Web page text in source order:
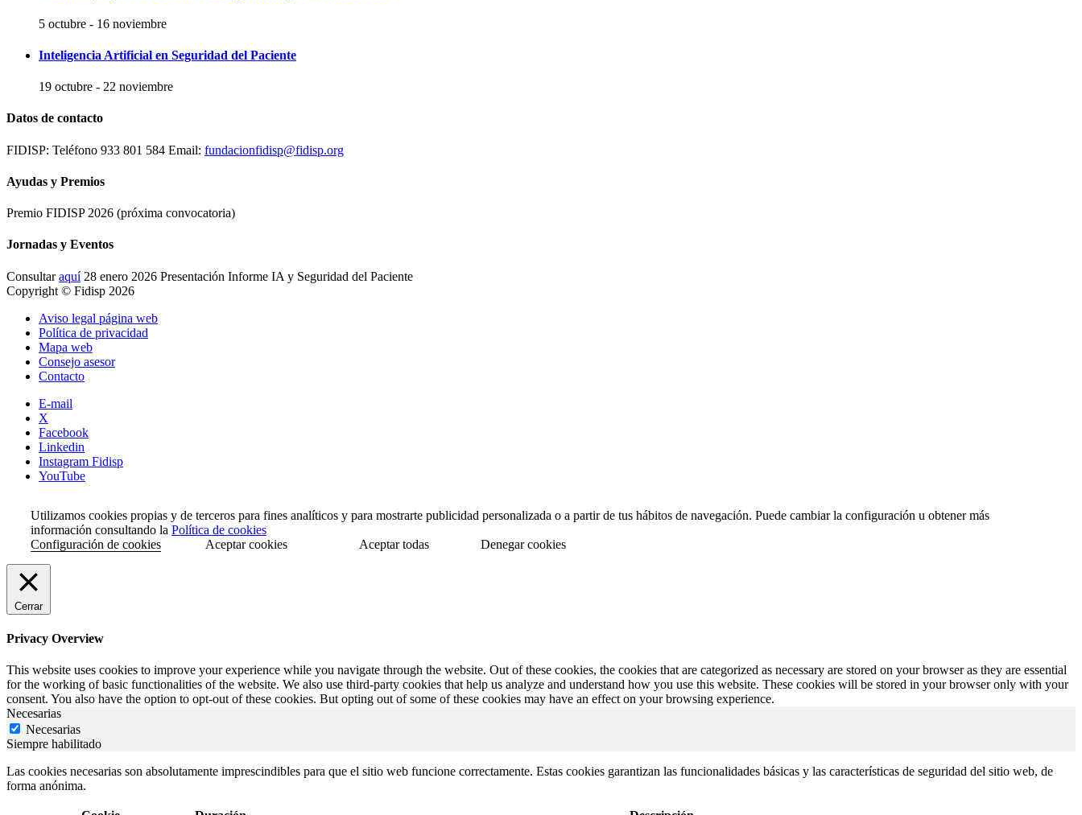
5 octubre - 16 noviembre
Inteligencia Artificial en Seguridad del Paciente
19 octubre - 22 noviembre
Datos de contacto
FIDISP: Teléfono 933 801 584 Email: fundacionfidisp@fidisp.org
Ayudas y Premios
Premio FIDISP 2026 (próxima convocatoria)
Jornadas y Eventos
Consultaraquí28 enero 2026 Presentación Informe IA y Seguridad del Paciente
Copyright © Fidisp 2026
Aviso legal página web
Política de privacidad
Mapa web
Consejo asesor
Contacto
E-mail
X
Facebook
Linkedin
Instagram Fidisp
YouTube
Utilizamos cookies propias y de terceros para fines analíticos y para mostrarte publicidad personalizada o a partir de tus hábitos de navegación. Puede cambiar la configuración u obtener más
información consultando la Política de cookies
Configuración de cookies
Aceptar cookies Aceptar todas Denegar cookies
Cerrar
Privacy Overview
This website uses cookies to improve your experience while you navigate through the website. Out of these cookies, the cookies that are categorized as necessary are stored on your browser as they are essential
for the working of basic functionalities of the website. We also use third-party cookies that help us analyze and understand how you use this website. These cookies will be stored in your browser only with your
consent. You also have the option to opt-out of these cookies. But opting out of some of these cookies may have an effect on your browsing experience.
Necesarias
Necesarias
Siempre habilitado
Las cookies necesarias son absolutamente imprescindibles para que el sitio web funcione correctamente. Estas cookies garantizan las funcionalidades básicas y las características de seguridad del sitio web, de
forma anónima.